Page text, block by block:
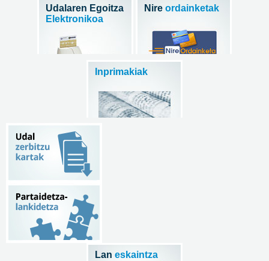
Udalaren Egoitza
Elektronikoa
Nire ordainketak
Inprimakiak
Lan eskaintza